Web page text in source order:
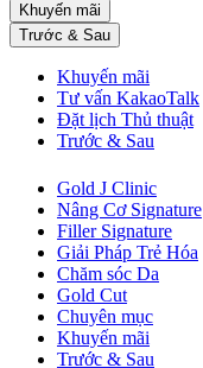
Khuyến mãi
Trước & Sau
Khuyến mãi
Tư vấn KakaoTalk
Đặt lịch Thủ thuật
Trước & Sau
Gold J Clinic
Nâng Cơ Signature
Filler Signature
Giải Pháp Trẻ Hóa
Chăm sóc Da
Gold Cut
Chuyên mục
Khuyến mãi
Trước & Sau